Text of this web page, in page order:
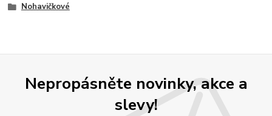
Nohavičkové
Nepropásněte novinky, akce a
slevy!